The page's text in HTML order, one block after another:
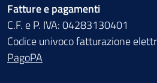
Fatture e pagamenti
C.F. e P. IVA: 04283130401
Codice univoco fatturazione
PagoPA